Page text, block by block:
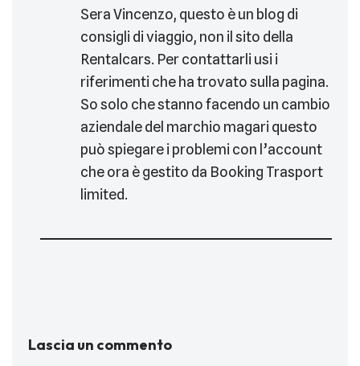
Sera Vincenzo, questo è un blog di
consigli di viaggio, non il sito della
Rentalcars. Per contattarli usi i
riferimenti che ha trovato sulla pagina.
So solo che stanno facendo un cambio
aziendale del marchio magari questo
può spiegare i problemi con l’account
che ora è gestito da Booking Trasport
limited.
Lascia un commento